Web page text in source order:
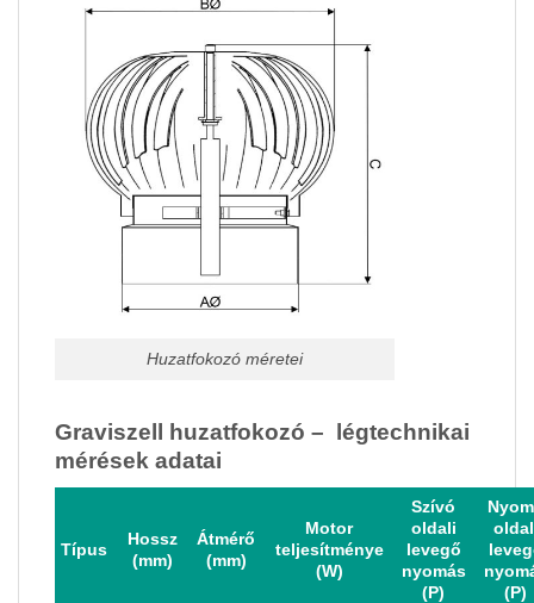
Huzatfokozó méretei
Graviszell huzatfokozó – légtechnikai
mérések adatai
Típus
Hossz
(mm)
Átmérő
(mm)
Motor
teljesítménye
(W)
Szívó
oldali
levegő
nyomás
(P)
(P)